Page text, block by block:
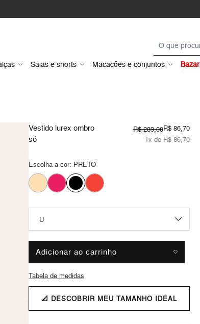
Saias e shorts Macacões e conjuntos Bazar
Vestido lurex ombro
só
R$ 289,00R$ 86,70
1x de R$ 86,70
Escolha a cor: PRETO
Adicionar ao carrinho
Tabela de medidas
📐 DESCOBRIR MEU TAMANHO IDEAL